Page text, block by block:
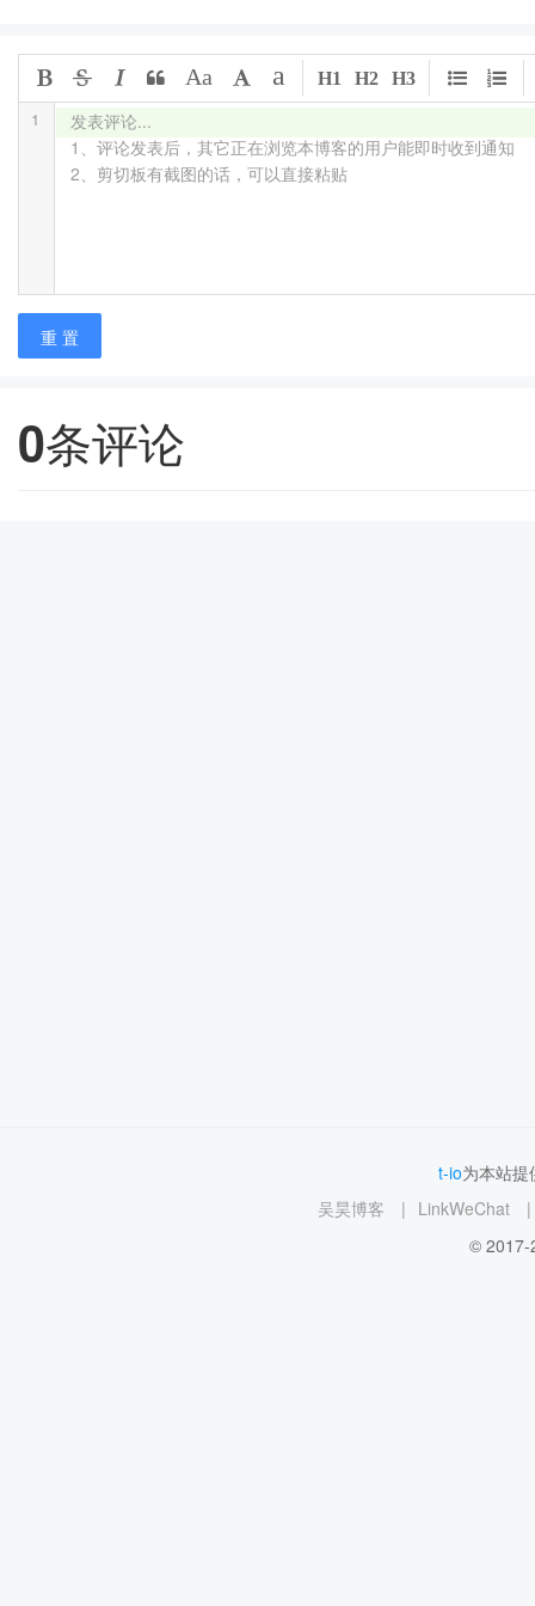
发表评论...
1、评论发表后，其它正在浏览本博客的用户能即时收到通知
2、剪切板有截图的话，可以直接粘贴
1
Aa a H1 H2 H3
重 置
0条评论
t-io为本站
吴昊博客
| LinkWeChat
|
© 2017-